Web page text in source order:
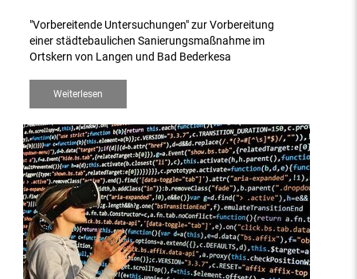
"Vorbereitende Untersuchungen" zur Vorbereitung
einer städtebaulichen Sanierungsmaßnahme im
Ortskern von Langen und Bad Bederkesa
Weiterlesen